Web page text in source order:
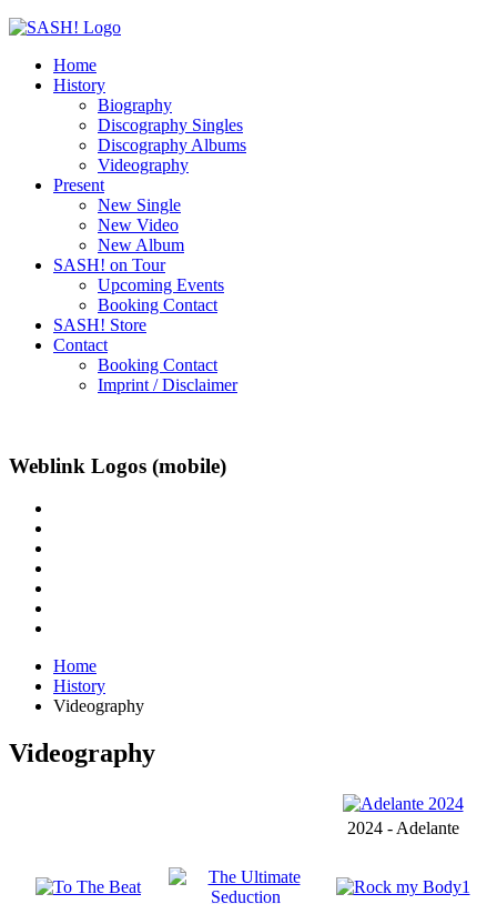
Home
History
Biography
Discography Singles
Discography Albums
Videography
Present
New Single
New Video
New Album
SASH! on Tour
Upcoming Events
Booking Contact
SASH! Store
Contact
Booking Contact
Imprint / Disclaimer
Weblink Logos (mobile)
Home
History
Videography
Videography
2024 - Adelante